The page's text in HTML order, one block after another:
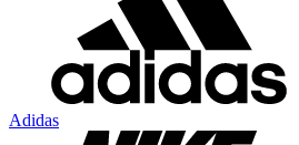
Adidas